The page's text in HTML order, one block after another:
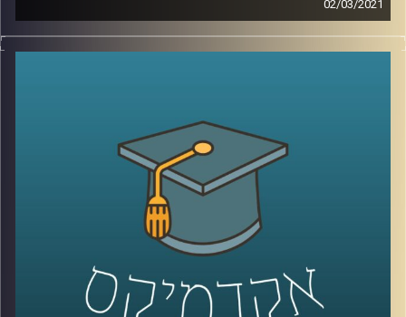
02/03/2021
בג"צ שיושב בירושלים הוא אחד הגופים
שבתחילתו הוא בכלל ישב ברחוב יהודה הלוי
אתם מוזמנים להצטרף לשעה בה פרופ' יורם
שחר, חוקר שיטות משפט ואת ההיסטוריה של
המשפט מביה"ס הארי רדזינר למשפטים
באוניברסיטת רייכמן, יביא את ההיסטוריה של
בג"צ, מי היו הראשונים שישבו בכס השיפוט?